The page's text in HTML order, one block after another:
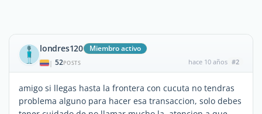
londres120 Miembro activo
| 52POSTS hace 10 años #2
amigo si llegas hasta la frontera con cucuta no tendras
problema alguno para hacer esa transaccion, solo debes